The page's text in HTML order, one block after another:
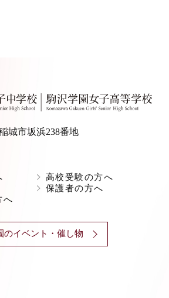
城市坂浜238番地
高校受験の方へ
保護者の方へ
へ
のイベント・催し物